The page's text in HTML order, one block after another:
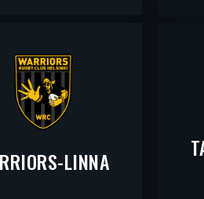
LINNA